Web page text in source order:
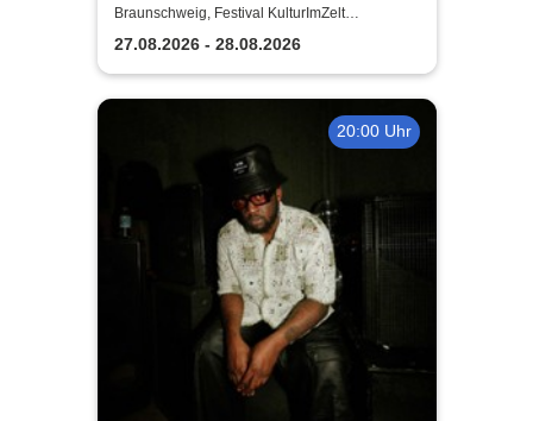
2026
Braunschweig, Festival KulturImZelt
Braunschweig
27.08.2026 - 28.08.2026
20:00 Uhr